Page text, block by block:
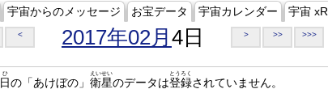
宇宙からのメッセージ お宝データ 宇宙カレンダー 宇宙 xR
< 2017年02月 4日 > >> >>>
日
ひ
の「あけぼの」 衛星
えいせい
のデータは登録
とうろく
されていません。